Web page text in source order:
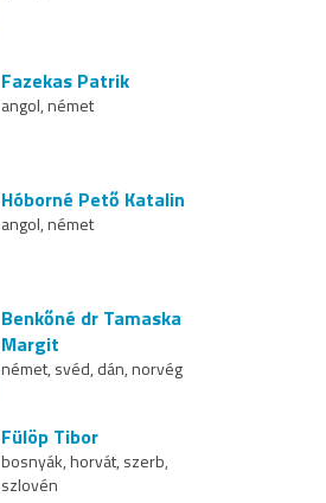
Fazekas Patrik
angol, német
Hóborné Pető Katalin
angol, német
Benkőné dr Tamaska
Margit
német, svéd, dán, norvég
Fülöp Tibor
bosnyák, horvát, szerb,
szlovén